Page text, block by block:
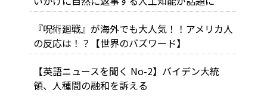
『呪術廻戦』が海外でも大人気！！アメリカ人
の反応は！？【世界のバズワード】
【英語ニュースを聞く No-2】バイデン大統
領、人種間の融和を訴える